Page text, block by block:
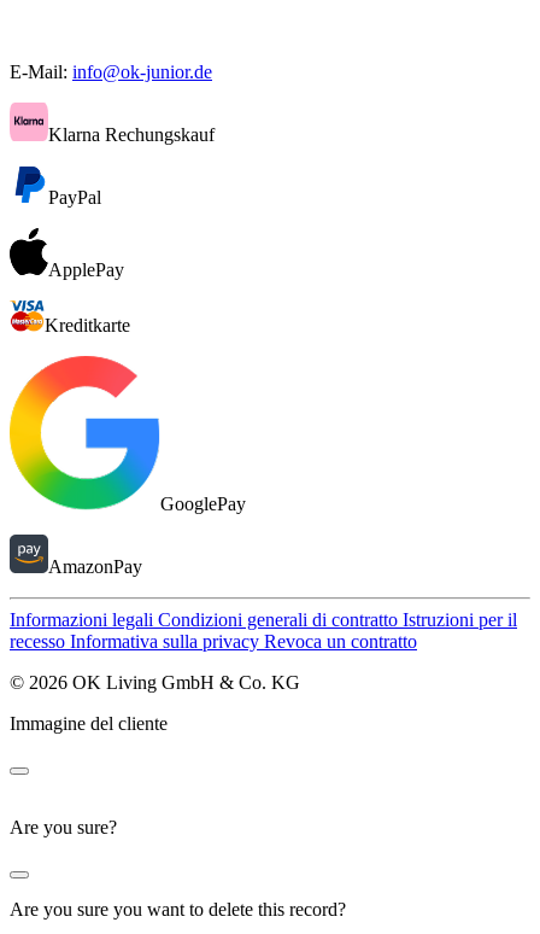
E-Mail: info@ok-junior.de
Klarna Rechungskauf
PayPal
ApplePay
Kreditkarte
GooglePay
AmazonPay
Informazioni legali Condizioni generali di contratto Istruzioni per il
recesso Informativa sulla privacy Revoca un contratto
© 2026 OK Living GmbH & Co. KG
Immagine del cliente
Are you sure?
Are you sure you want to delete this record?